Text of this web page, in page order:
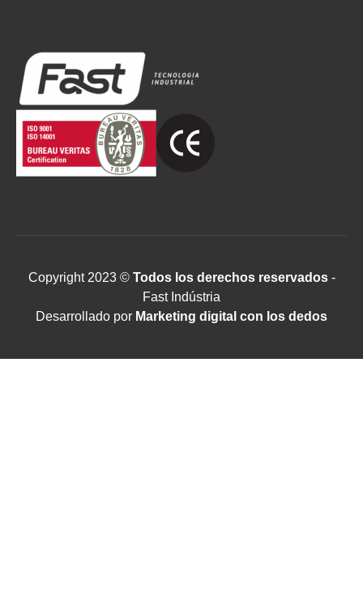
Copyright 2023 © Todos los derechos reservados-
Fast Indústria
Desarrollado por Marketing digital con los dedos